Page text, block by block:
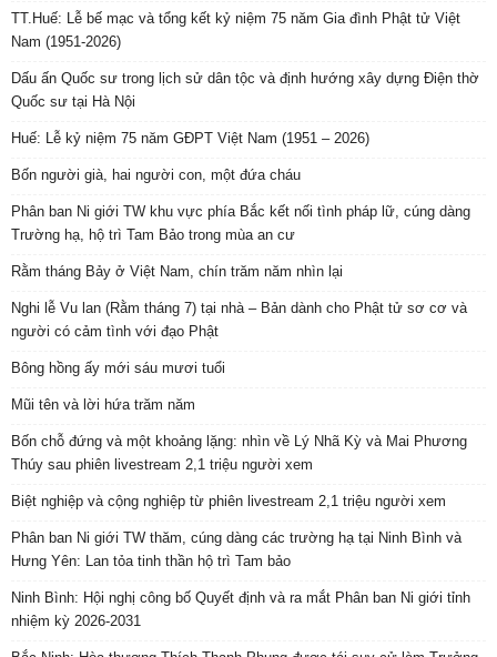
TT.Huế: Lễ bế mạc và tổng kết kỷ niệm 75 năm Gia đình Phật tử Việt
Nam (1951-2026)
Dấu ấn Quốc sư trong lịch sử dân tộc và định hướng xây dựng Điện thờ
Quốc sư tại Hà Nội
Huế: Lễ kỷ niệm 75 năm GĐPT Việt Nam (1951 – 2026)
Bốn người già, hai người con, một đứa cháu
Phân ban Ni giới TW khu vực phía Bắc kết nối tình pháp lữ, cúng dàng
Trường hạ, hộ trì Tam Bảo trong mùa an cư
Rằm tháng Bảy ở Việt Nam, chín trăm năm nhìn lại
Nghi lễ Vu lan (Rằm tháng 7) tại nhà – Bản dành cho Phật tử sơ cơ và
người có cảm tình với đạo Phật
Bông hồng ấy mới sáu mươi tuổi
Mũi tên và lời hứa trăm năm
Bốn chỗ đứng và một khoảng lặng: nhìn về Lý Nhã Kỳ và Mai Phương
Thúy sau phiên livestream 2,1 triệu người xem
Biệt nghiệp và cộng nghiệp từ phiên livestream 2,1 triệu người xem
Phân ban Ni giới TW thăm, cúng dàng các trường hạ tại Ninh Bình và
Hưng Yên: Lan tỏa tinh thần hộ trì Tam bảo
Ninh Bình: Hội nghị công bố Quyết định và ra mắt Phân ban Ni giới tỉnh
nhiệm kỳ 2026-2031